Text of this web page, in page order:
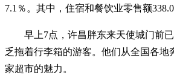
7.1％。其中，住宿和餐饮业零售额
早上7点，许昌胖东来天使城门前
乏拖着行李箱的游客。他们从全国各地
家超市的魅力。